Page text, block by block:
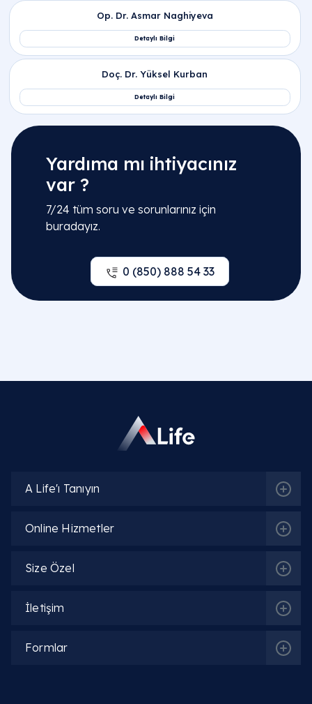
İlgili Bölümler
Jinekoloji | Kadın Doğum Hastalıkları
İlgili Hekimler
Yardıma mı ihtiyacınız
var ?
7/24 tüm soru ve sorunlarınız için
buradayız.
0 (850) 888 54 33
A Life'ı Tanıyın
Online Hizmetler
Size Özel
İletişim
Formlar